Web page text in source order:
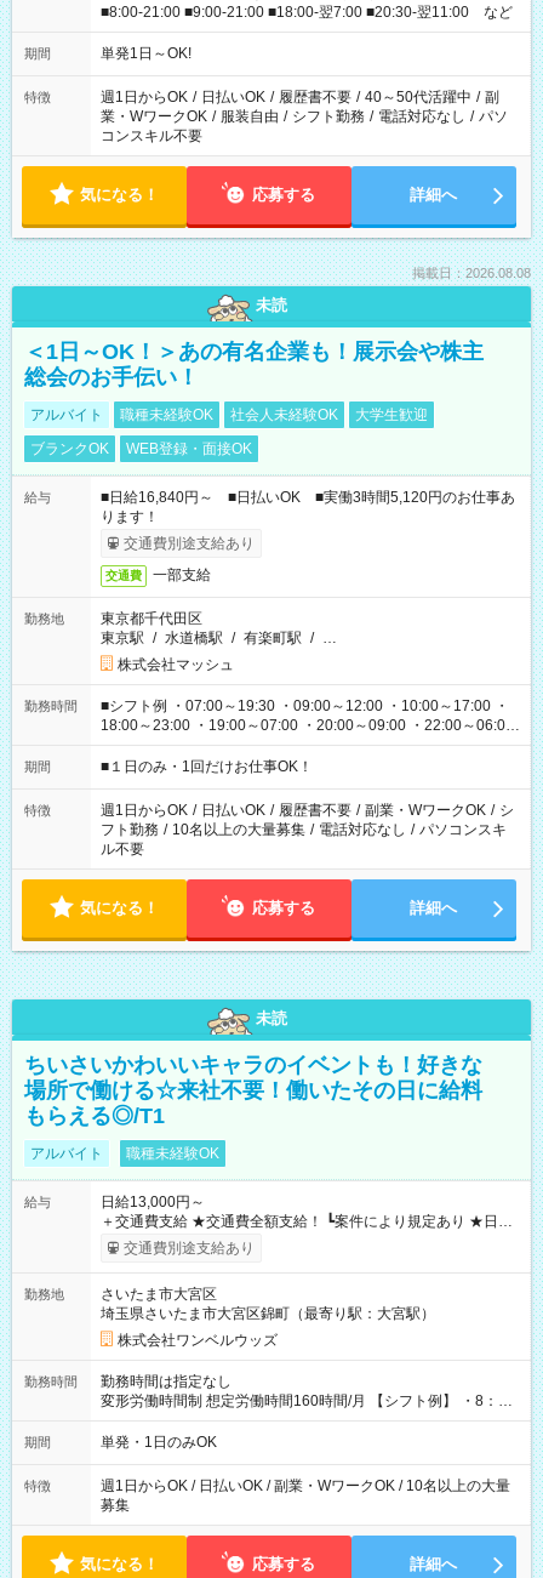
■8:00-21:00 ■9:00-21:00 ■18:00-翌7:00 ■20:30-翌11:00 など
期間 単発1日～OK!
特徴 週1日からOK / 日払いOK / 履歴書不要 / 40～50代活躍中 / 副
業・WワークOK / 服装自由 / シフト勤務 / 電話対応なし / パソ
コンスキル不要
気になる！ 応募する 詳細へ
掲載日：2026.08.08
未読
＜1日～OK！＞あの有名企業も！展示会や株主
総会のお手伝い！
アルバイト 職種未経験OK 社会人未経験OK
大学生歓迎
ブランクOK
WEB登録・面接OK
給与
■日給16,840円～ ■日払いOK ■実働3時間5,120円のお仕事あ
ります！
交通費別途支給あり
交通費 一部支給
勤務地
東京都千代田区
東京駅 / 水道橋駅 / 有楽町駅 / …
株式会社マッシュ
勤務時間
■シフト例 ・07:00～19:30 ・09:00～12:00 ・10:00～17:00 ・
18:00～23:00 ・19:00～07:00 ・20:00～09:00 ・22:00～06:00
etc ★最短で3時間で5,120円のお仕事から 15時間で2万円近く稼
げるお仕事も！ ご希望のお時間に合わせてご紹介！ ※シフトは
ください！
期間 ■１日のみ・1回だけお仕事OK！
特徴 週1日からOK / 日払いOK / 履歴書不要 / 副業・WワークOK / シ
フト勤務 / 10名以上の大量募集 / 電話対応なし / パソコンスキ
ル不要
気になる！ 応募する 詳細へ
未読
ちいさいかわいいキャラのイベントも！好きな
場所で働ける☆来社不要！働いたその日に給料
もらえる◎/T1
アルバイト 職種未経験OK
給与
日給13,000円～
＋交通費支給 ★交通費全額支給！ ┗案件により規定あり ★日払
いOK！（規定あり） ┗働いたその日に現金GET♪ お仕事後はコ
ンビニATMから 日払い分を引き落とせます！ 【試用期間】試
交通費別途支給あり
勤務地
さいたま市大宮区
埼玉県さいたま市大宮区錦町（最寄り駅：大宮駅）
株式会社ワンベルウッズ
勤務時間
勤務時間は指定なし
変形労働時間制 想定労働時間160時間/月 【シフト例】 ・8：00
～21：00
期間 単発・1日のみOK
特徴
週1日からOK / 日払いOK / 副業・WワークOK / 10名以上の大量
募集
気になる！ 応募する 詳細へ